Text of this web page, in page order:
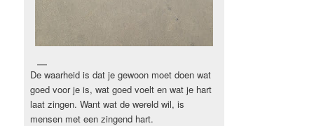
De waarheid is dat je gewoon moet doen wat
goed voor je is, wat goed voelt en wat je hart
laat zingen. Want wat de wereld wil, is
mensen met een zingend hart.